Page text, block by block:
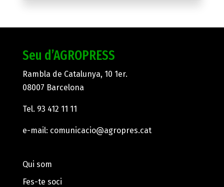
Seu d’AGROPRESS
Rambla de Catalunya, 10 1er.
08007 Barcelona
Tel. 93 412 11 11
e-mail: comunicacio@agropres.cat
Qui som
Fes-te soci